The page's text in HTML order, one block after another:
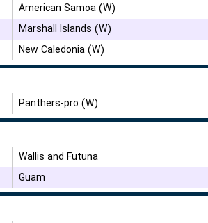
American Samoa (W)
Marshall Islands (W)
New Caledonia (W)
Panthers-pro (W)
Wallis and Futuna
Guam